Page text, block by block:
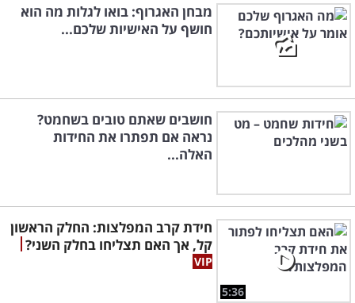
מבחן האגרוף: בואו לגלות מה הוא
חושף על האישיות שלכם...
חושבים שאתם טובים בשחמט?
נראה אם תפתרו את החידות
האלה...
5:36
חידת קרב המפלצות: החלק הראשון
קל, אך האם תצליחו בחלק השני?